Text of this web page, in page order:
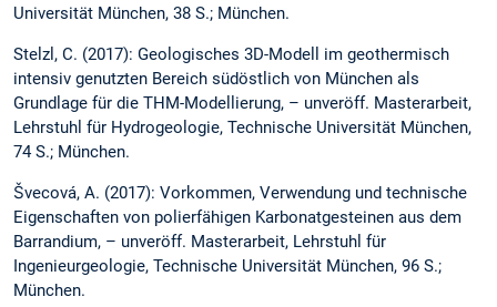
Universität München, 38 S.; München.
Stelzl, C. (2017): Geologisches 3D-Modell im geothermisch
intensiv genutzten Bereich südöstlich von München als
Grundlage für die THM-Modellierung, – unveröff. Masterarbeit,
Lehrstuhl für Hydrogeologie, Technische Universität München,
74 S.; München.
Švecová, A. (2017): Vorkommen, Verwendung und technische
Eigenschaften von polierfähigen Karbonatgesteinen aus dem
Barrandium, – unveröff. Masterarbeit, Lehrstuhl für
Ingenieurgeologie, Technische Universität München, 96 S.;
München.